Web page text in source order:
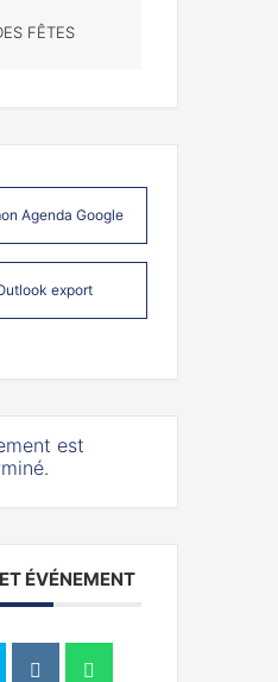
FÊTES
Agenda Google
export
est
ÉVÉNEMENT